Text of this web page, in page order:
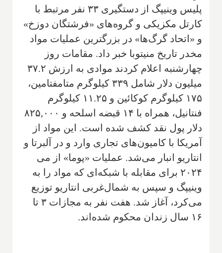
پلیس وینیپگ از دستگیری ۳۳ نفر مرتبط با
کارتل مکزیکی و گروه‌های «فرشتگان دوزخ»
و «اتحاد گرگ‌ها» در بزرگترین عملیات مواد
مخدر تاریخ منیتوبا خبر داد. مقامات روز
چهارشنبه اعلام کردند موادی به ارزش ۳۷.۲
میلیون دلار شامل ۳۳۹ کیلوگرم متامفتامین،
۱۷۵ کیلوگرم کوکائین و ۱۱.۲۵ کیلوگرم
فنتانیل، همراه با ۱۴ قبضه اسلحه و ۸۲۵,۰۰۰
دلار پول نقد کشف شده است. این مواد از
آمریکا با کامیون‌های تجاری وارد و در آلبرتا و
انتاریو انبار می‌شد. عملیات «پوما» از می
۲۰۲۴ برای مقابله با شبکه‌ای که مواد را به
وینیپگ و سپس به شمال‌غربی انتاریو توزیع
می‌کرد، آغاز شد. هفت نفر به مجازات ۳ تا
۱۶ سال زندان محکوم شده‌اند.